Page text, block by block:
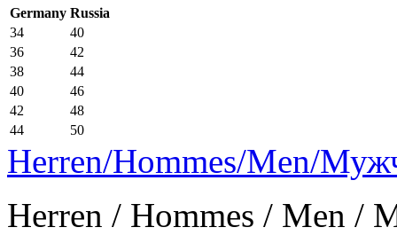
Germany Russia
34
40
36
42
38
44
40
46
42
48
44
50
Herren/Hommes/Men/
Herren / Hommes / Men /